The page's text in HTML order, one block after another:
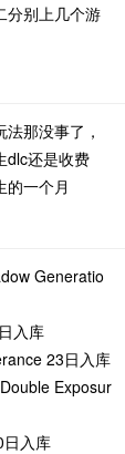
分别上几个游
那没事了，
dlc还是收费
的一个月
Generatio
入库
23日入库
Exposur
入库